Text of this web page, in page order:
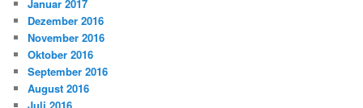
Januar 2017
Dezember 2016
November 2016
Oktober 2016
September 2016
August 2016
Juli 2016